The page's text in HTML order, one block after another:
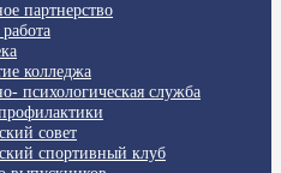
партнерство
колледжа
психологическая служба
совет
спортивный клуб